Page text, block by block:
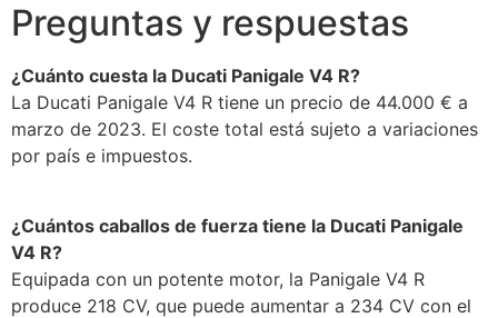
Preguntas y respuestas
¿Cuánto cuesta la Ducati Panigale V4 R?
La Ducati Panigale V4 R tiene un precio de 44.000 € a
marzo de 2023. El coste total está sujeto a variaciones
por país e impuestos.
¿Cuántos caballos de fuerza tiene la Ducati Panigale
V4 R?
Equipada con un potente motor, la Panigale V4 R
produce 218 CV, que puede aumentar a 234 CV con el